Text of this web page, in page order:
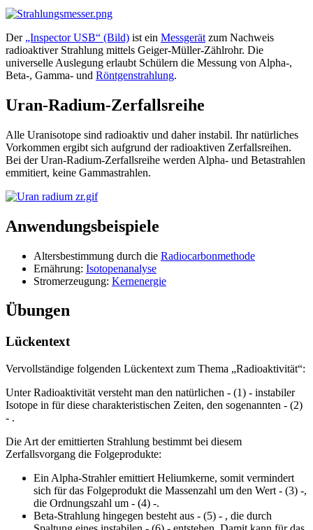
Der „Inspector USB“ (Bild) ist ein Messgerät zum Nachweis
radioaktiver Strahlung mittels Geiger-Müller-Zählrohr. Die
universelle Auslegung erlaubt Schülern die Messung von Alpha-,
Beta-, Gamma- und Röntgenstrahlung.
Uran-Radium-Zerfallsreihe
Alle Uranisotope sind radioaktiv und daher instabil. Ihr natürliches
Vorkommen ergibt sich aufgrund der radioaktiven Zerfallsreihen.
Bei der Uran-Radium-Zerfallsreihe werden Alpha- und Betastrahlen
emmitiert, keine Gammastrahlen.
Anwendungsbeispiele
Altersbestimmung durch die Radiocarbonmethode
Ernährung: Isotopenanalyse
Stromerzeugung: Kernenergie
Übungen
Lückentext
Vervollständige folgenden Lückentext zum Thema „Radioaktivität“:
Unter Radioaktivität versteht man den natürlichen - (1) - instabiler
Isotope in für diese charakteristischen Zeiten, den sogenannten - (2)
- .
Die Art der emittierten Strahlung bestimmt bei diesem
Zerfallsvorgang die Folgeprodukte:
Ein Alpha-Strahler emittiert Heliumkerne, somit vermindert
sich für das Folgeprodukt die Massenzahl um den Wert - (3) -,
die Ordnungszahl um - (4) -.
Beta-Strahlung hingegen besteht aus - (5) - , die durch